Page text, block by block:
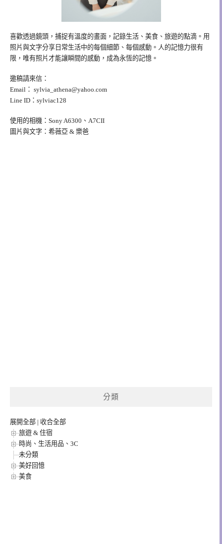
喜歡透過鏡頭，捕捉有溫度的畫面，記錄生活、美食、旅遊的點滴。用
照片與文字分享日常生活中的每個細節、每個感動。人的記憶力很有
限，唯有照片才能讓瞬間的感動，成為永恆的記憶。
邀稿請來信：
Email： sylvia_athena@yahoo.com
Line ID：sylviac128
使用的相機：Sony A6300、A7CII
圖片與文字：希薇亞 & 樂爸
分類
展開全部 | 收合全部
旅遊 & 住宿
時尚、生活用品、3C
未分類
美好回憶
美食